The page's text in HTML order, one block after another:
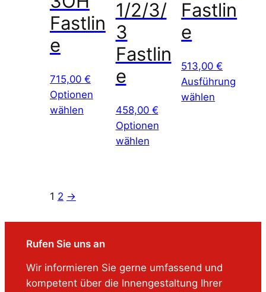
s
w
a
:
6
0
€
4
5
0
Fastlin
e
715,00 €
Optionen
wählen
1/2/3/
3
Fastlin
e
458,00 €
Optionen
wählen
Fastlin
e
513,00€
Ausführung
wählen
1 2 →
Rufen Sie uns an
Wir informieren Sie gerne umfassend und
kompetent über die Innengestaltung Ihrer